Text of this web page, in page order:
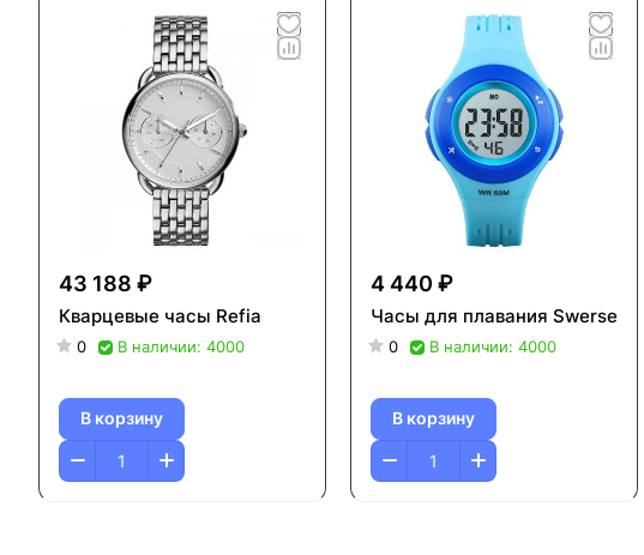
43 188 ₽
Кварцевые часы Refia
0 В наличии: 4000
В корзину
4 440 ₽
Часы для плавания Swerse
0 В наличии: 4000
В корзину